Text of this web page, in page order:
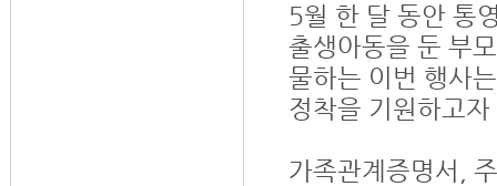
5월 한 달 동안 통
출생아동을 둔 부
물하는 이번 행사
정착을 기원하고
가족관계증명서,